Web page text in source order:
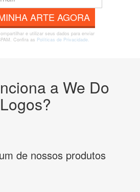
ARTE AGORA
e utilizar seus dados para enviar
Confira as Políticas de Privacidade.
a We Do
Logos?
de nossos produtos